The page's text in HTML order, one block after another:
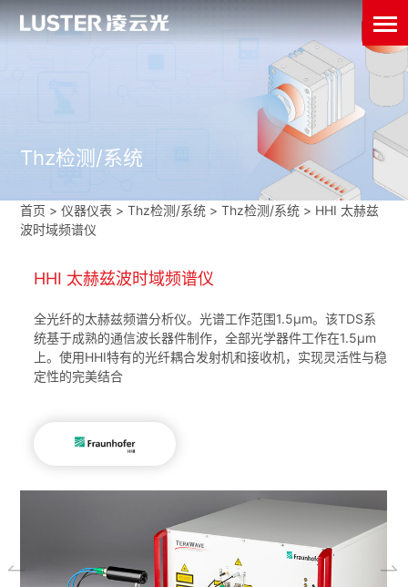
Thz检测/系统
首页 >仪器仪表 >Thz检测/系统 >Thz检测/系统 > HHI 太赫兹
波时域频谱仪
HHI 太赫兹波时域频谱仪
全光纤的太赫兹频谱分析仪。光谱工作范围1.5µm。该TDS系
统基于成熟的通信波长器件制作，全部光学器件工作在1.5µm
上。使用HHI特有的光纤耦合发射机和接收机，实现灵活性与稳
定性的完美结合